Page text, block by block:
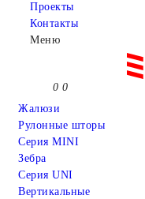
Проекты
Контакты
Меню
0 0
Жалюзи
Рулонные шторы
Серия MINI
Зебра
Серия UNI
Вертикальные